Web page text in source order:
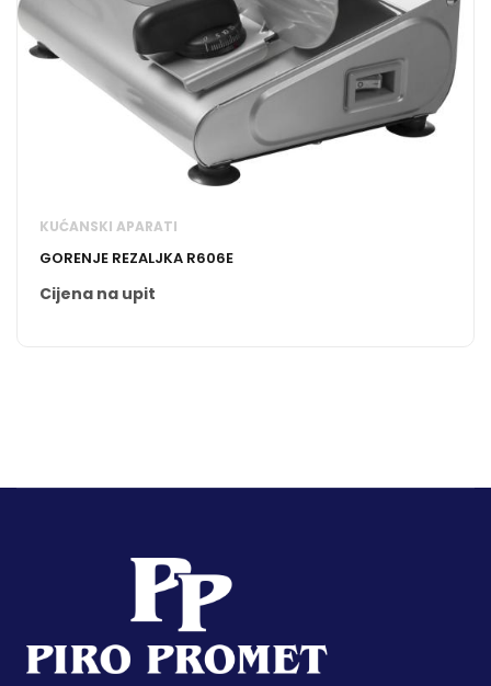
KUĆANSKI APARATI
GORENJE REZALJKA R606E
Cijena na upit